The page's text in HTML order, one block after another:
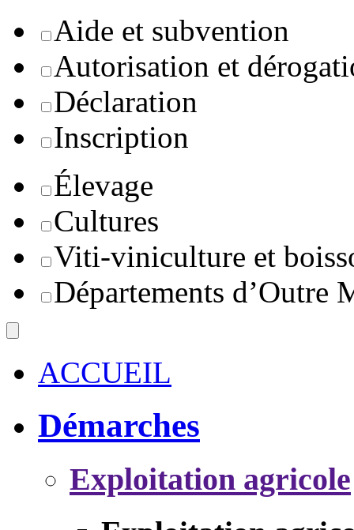
Aide et subvention
Autorisation et
Déclaration
Inscription
Élevage
Cultures
Viti-viniculture et
Départements d’Outre
ACCUEIL
Démarches
Exploitation agricole